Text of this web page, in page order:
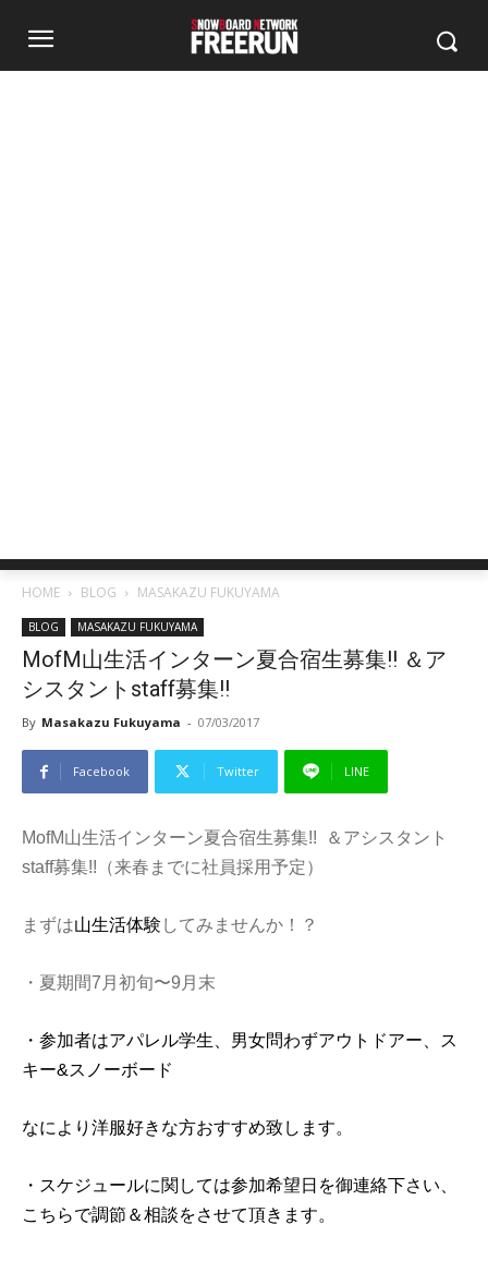
HOME BLOG MASAKAZU FUKUYAMA
BLOG MASAKAZU FUKUYAMA
MofM山生活インターン夏合宿生募集!! ＆ア
シスタントstaff募集!!
By Masakazu Fukuyama - 07/03/2017
Facebook Twitter LINE
MofM山生活インターン夏合宿生募集!! ＆アシスタント
staff募集!!（来春までに社員採用予定）
まずは山生活体験 してみませんか！？
・夏期間7月初旬〜9月末
・参加者はアパレル学生、男女問わずアウトドアー、ス
キー&スノーボード
なにより洋服好きな方おすすめ致します。
・スケジュールに関しては参加希望日を御連絡下さい、
こち らで調節＆相談をさせて頂きます。